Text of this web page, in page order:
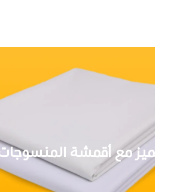
تميز مع أقمشة المنسوجات